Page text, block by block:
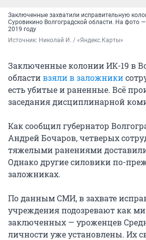
Заключенные захватили исправительную
Суровикино Волгоградской области. На фото
2019 году
Источник: Николай И. / «Яндекс.Карты»
Заключенные колонии ИК-19 в
областивзяли в заложники
есть убитые и раненные. Всё
заседания дисциплинарной
Как сообщил губернатор
Андрей Бочаров, четверых
тяжелыми ранениями
Однако другие силовики по-
заложниках.
По данным СМИ, в захвате
учреждения подозревают как
заключенных — уроженцев
личности уже установлены. Их